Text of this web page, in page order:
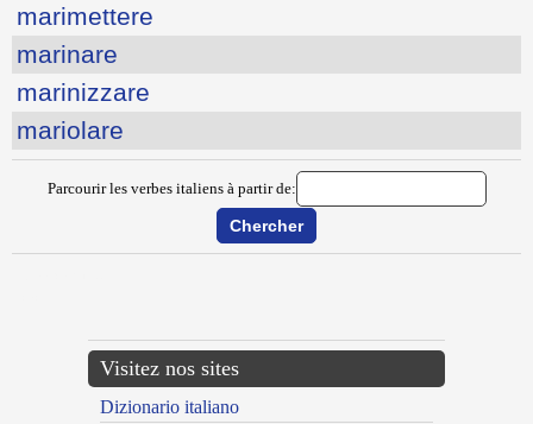
marimettere
marinare
marinizzare
mariolare
Parcourir les verbes italiens à partir de:
Visitez nos sites
Dizionario italiano